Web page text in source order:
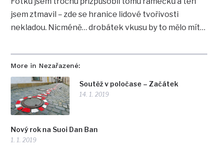
More in Nezařazené:
Soutěž v poločase – Začátek
14. 1. 2019
Nový rok na Suoi Dan Ban
1. 1. 2019
jsem ztmavil – zde se hranice lidové tvořivosti
nekladou. Nicméně… drobátek vkusu by to mělo mít…